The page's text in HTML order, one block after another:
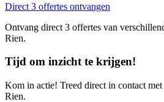
Direct 3 offertes ontvangen
Ontvang direct 3 offertes van
Rien.
Tijd om inzicht te krijgen!
Kom in actie! Treed direct in contact
Rien.